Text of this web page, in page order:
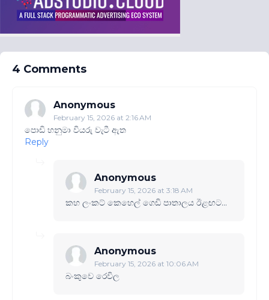
4 Comments
Anonymous
February 15, 2026 at 2:16 AM
පොඩි හනුමා වියරු වැටී ඇත
Reply
Anonymous
February 15, 2026 at 3:18 AM
ක‍හ ලංකට් කෙහෙල් ගෙඩි පාතාලය ඊළඟට...
Anonymous
February 15, 2026 at 10:06 AM
බංකුවෙ රෙවිල